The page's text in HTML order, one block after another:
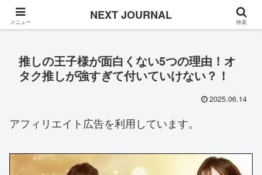
Once in a while
推しの王子様が面白くない5つの理由！オ
タク推しが強すぎて付いていけない？！
2025.06.14
アフィリエイト広告を利用しています。
メニュー NEXT JOURNAL 検索